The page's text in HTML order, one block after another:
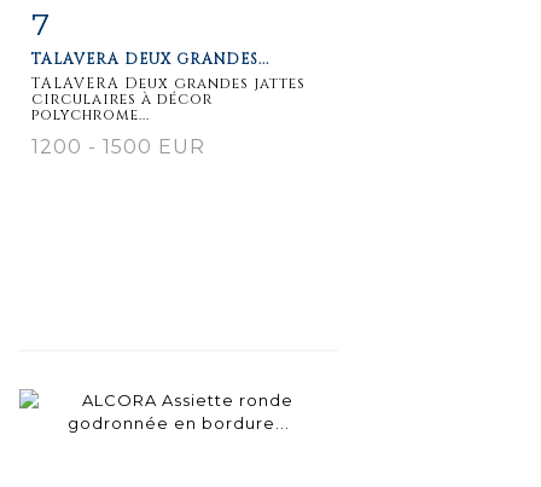
détaillée
7
TALAVERA DEUX GRANDES...
TALAVERA Deux grandes jattes
circulaires à décor
polychrome...
1200 - 1500 EUR